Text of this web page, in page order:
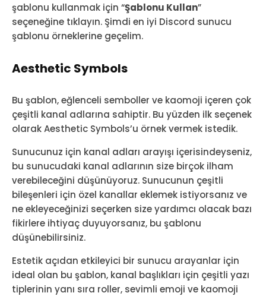
şablonu kullanmak için “Şablonu Kullan”
seçeneğine tıklayın. Şimdi en iyi Discord sunucu
şablonu örneklerine geçelim.
Aesthetic Symbols
Bu şablon, eğlenceli semboller ve kaomoji içeren çok
çeşitli kanal adlarına sahiptir. Bu yüzden ilk seçenek
olarak Aesthetic Symbols’u örnek vermek istedik.
Sunucunuz için kanal adları arayışı içerisindeyseniz,
bu sunucudaki kanal adlarının size birçok ilham
verebileceğini düşünüyoruz. Sunucunun çeşitli
bileşenleri için özel kanallar eklemek istiyorsanız ve
ne ekleyeceğinizi seçerken size yardımcı olacak bazı
fikirlere ihtiyaç duyuyorsanız, bu şablonu
düşünebilirsiniz.
Estetik açıdan etkileyici bir sunucu arayanlar için
ideal olan bu şablon, kanal başlıkları için çeşitli yazı
tiplerinin yanı sıra roller, sevimli emoji ve kaomoji